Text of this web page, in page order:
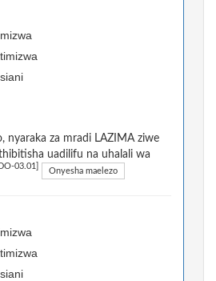
nyaraka za mradi LAZIMA ziwe
uadilifu na uhalali wa
03.01] Onyesha maelezo